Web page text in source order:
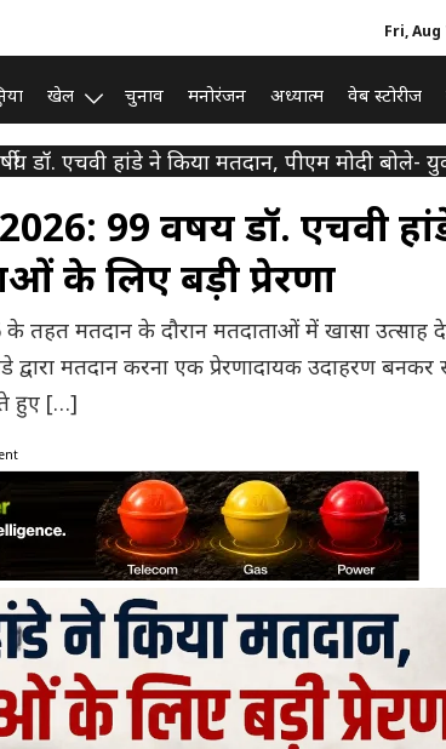
Fri, Aug
खेल चुनाव मनोरंजन अध्यात्म वेब स्टोरीज
एचवी हांडे ने किया मतदान, पीएम मोदी बोले-
99 वर्षीय डॉ. एचवी
के लिए बड़ी प्रेरणा
के तहत मतदान के दौरान मतदाताओं में खासा उत्साह
द्वारा मतदान करना एक प्रेरणादायक उदाहरण बनकर
हुए […]